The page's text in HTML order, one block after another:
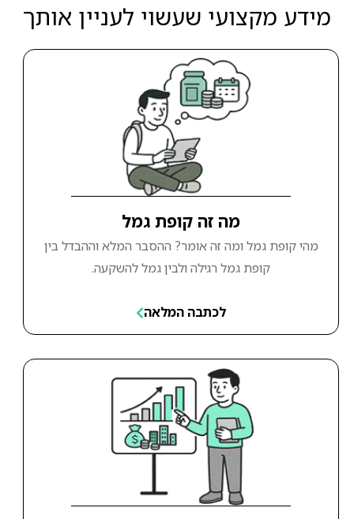
מידע מקצועי שעשוי לעניין אותך
מה זה קופת גמל
מהי קופת גמל ומה זה אומר? ההסבר המלא וההבדל בין
קופת גמל רגילה ולבין גמל להשקעה.
לכתבה המלאה